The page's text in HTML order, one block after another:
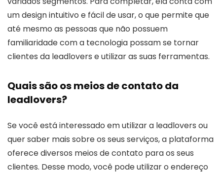
um design intuitivo e fácil de usar, o que permite que
até mesmo as pessoas que não possuem
familiaridade com a tecnologia possam se tornar
clientes da leadlovers e utilizar as suas ferramentas.
Quais são os meios de contato da
leadlovers?
Se você está interessado em utilizar a leadlovers ou
quer saber mais sobre os seus serviços, a plataforma
oferece diversos meios de contato para os seus
clientes. Desse modo, você pode utilizar o endereço